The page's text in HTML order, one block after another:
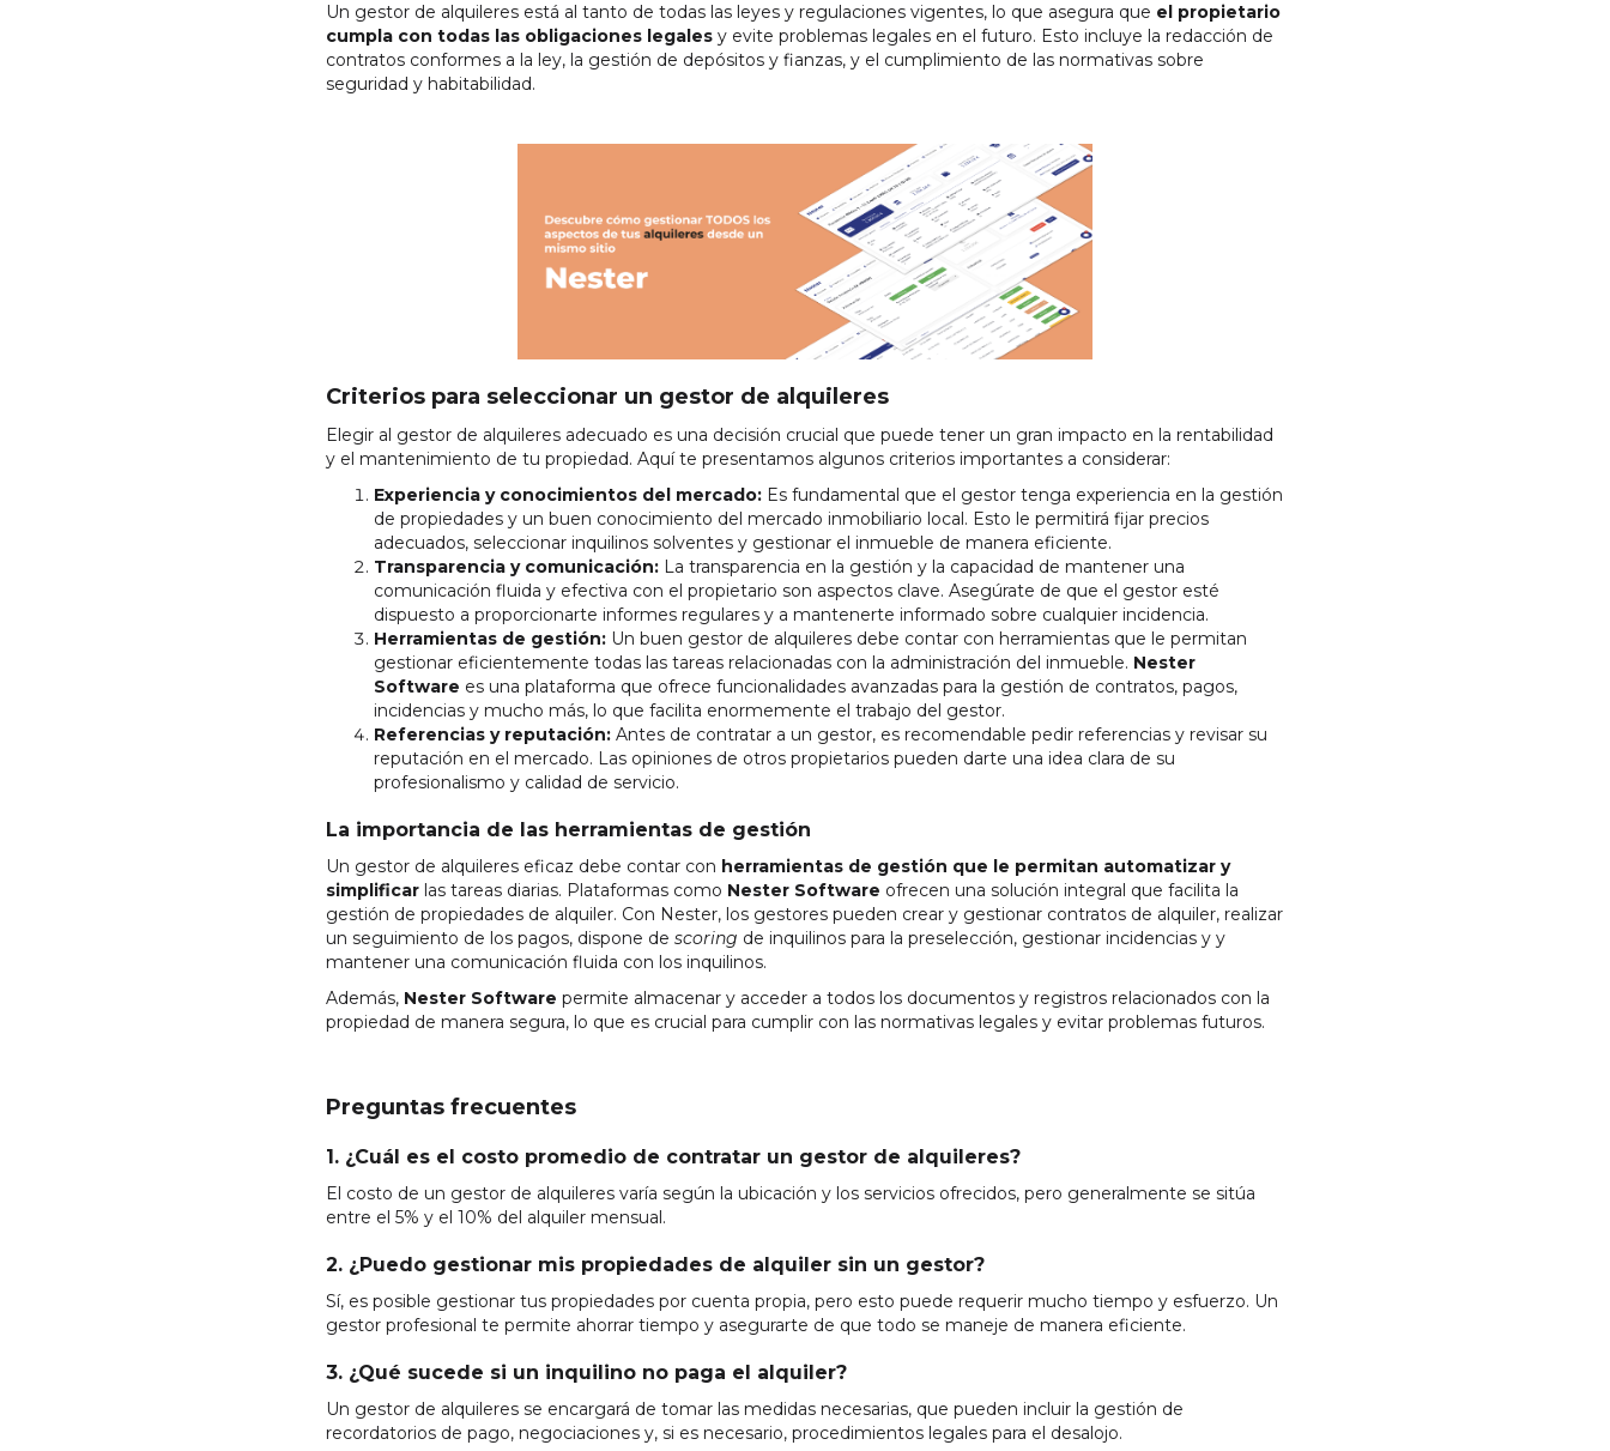
Un gestor de alquileres está al tanto de todas las leyes y regulaciones vigentes, lo que asegura que el propietario
cumpla con todas las obligaciones legales y evite problemas legales en el futuro. Esto incluye la redacción de
contratos conformes a la ley, la gestión de depósitos y fianzas, y el cumplimiento de las normativas sobre
seguridad y habitabilidad.
Criterios para seleccionar un gestor de alquileres
Elegir al gestor de alquileres adecuado es una decisión crucial que puede tener un gran impacto en la rentabilidad
y el mantenimiento de tu propiedad. Aquí te presentamos algunos criterios importantes a considerar:
Experiencia y conocimientos del mercado: Es fundamental que el gestor tenga experiencia en la gestión
de propiedades y un buen conocimiento del mercado inmobiliario local. Esto le permitirá fijar precios
adecuados, seleccionar inquilinos solventes y gestionar el inmueble de manera eficiente.
Transparencia y comunicación: La transparencia en la gestión y la capacidad de mantener una
comunicación fluida y efectiva con el propietario son aspectos clave. Asegúrate de que el gestor esté
dispuesto a proporcionarte informes regulares y a mantenerte informado sobre cualquier incidencia.
Herramientas de gestión: Un buen gestor de alquileres debe contar con herramientas que le permitan
gestionar eficientemente todas las tareas relacionadas con la administración del inmueble. Nester
Software es una plataforma que ofrece funcionalidades avanzadas para la gestión de contratos, pagos,
incidencias y mucho más, lo que facilita enormemente el trabajo del gestor.
Referencias y reputación: Antes de contratar a un gestor, es recomendable pedir referencias y revisar su
reputación en el mercado. Las opiniones de otros propietarios pueden darte una idea clara de su
profesionalismo y calidad de servicio.
La importancia de las herramientas de gestión
Un gestor de alquileres eficaz debe contar con herramientas de gestión que le permitan automatizar y
simplificar las tareas diarias. Plataformas como Nester Software ofrecen una solución integral que facilita la
gestión de propiedades de alquiler. Con Nester, los gestores pueden crear y gestionar contratos de alquiler, realizar
un seguimiento de los pagos, dispone de scoring de inquilinos para la preselección, gestionar incidencias y y
mantener una comunicación fluida con los inquilinos.
Además, Nester Software permite almacenar y acceder a todos los documentos y registros relacionados con la
propiedad de manera segura, lo que es crucial para cumplir con las normativas legales y evitar problemas futuros.
Preguntas frecuentes
1. ¿Cuál es el costo promedio de contratar un gestor de alquileres?
El costo de un gestor de alquileres varía según la ubicación y los servicios ofrecidos, pero generalmente se sitúa
entre el 5% y el 10% del alquiler mensual.
2. ¿Puedo gestionar mis propiedades de alquiler sin un gestor?
Sí, es posible gestionar tus propiedades por cuenta propia, pero esto puede requerir mucho tiempo y esfuerzo. Un
gestor profesional te permite ahorrar tiempo y asegurarte de que todo se maneje de manera eficiente.
3. ¿Qué sucede si un inquilino no paga el alquiler?
Un gestor de alquileres se encargará de tomar las medidas necesarias, que pueden incluir la gestión de
recordatorios de pago, negociaciones y, si es necesario, procedimientos legales para el desalojo.